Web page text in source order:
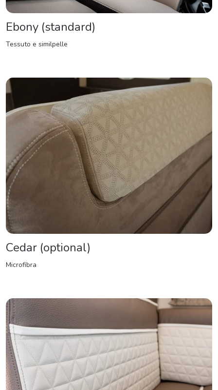
Ebony (standard)
Tessuto e similpelle
Cedar (optional)
Microfibra